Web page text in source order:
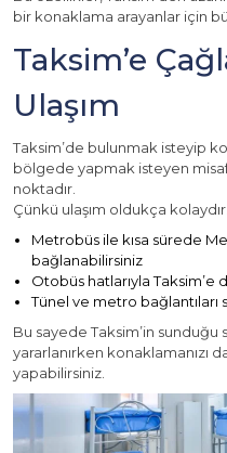
bir konaklama arayanlar için
Taksim’e
Ulaşım
Taksim’de bulunmak isteyip
bölgede yapmak isteyen
noktadır.
Çünkü ulaşım oldukça kolaydır:
Metrobüs ile kısa sürede
bağlanabilirsiniz
Otobüs hatlarıyla Taksim’e
Tünel ve metro bağlantıları
Bu sayede Taksim’in
yararlanırken konaklamanızı
yapabilirsiniz.